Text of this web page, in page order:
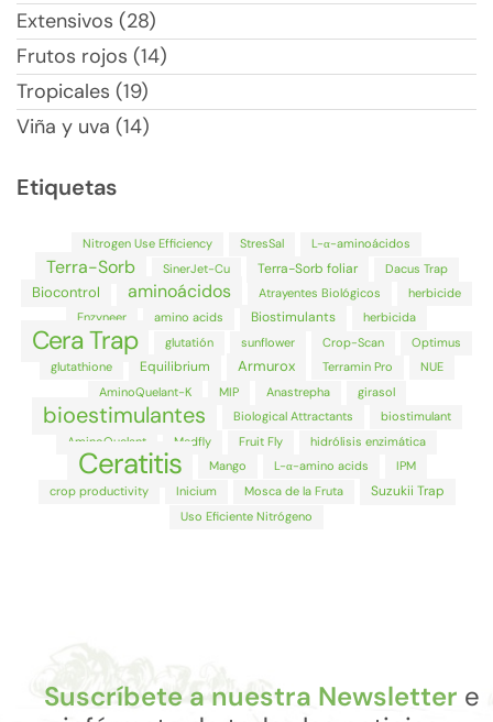
Extensivos (28)
Frutos rojos (14)
Tropicales (19)
Viña y uva (14)
Etiquetas
Nitrogen Use Efficiency StresSal L-α-aminoácidos
Terra-Sorb SinerJet-Cu Terra-Sorb foliar Dacus Trap
Biocontrol aminoácidos Atrayentes Biológicos
herbicide
Enzyneer
amino acids Biostimulants herbicida
Cera Trap glutatión sunflower Crop-Scan
Optimus
glutathione
Equilibrium Armurox Terramin Pro
NUE
AminoQuelant-K
MIP Anastrepha girasol
bioestimulantes Biological Attractants
biostimulant
AminoQuelant
Medfly Fruit Fly hidrólisis enzimática
Ceratitis Mango L-α-amino acids
IPM
crop productivity
Inicium Mosca de la Fruta Suzukii Trap
Uso Eficiente Nitrógeno
Suscríbete a nuestra Newsletter e